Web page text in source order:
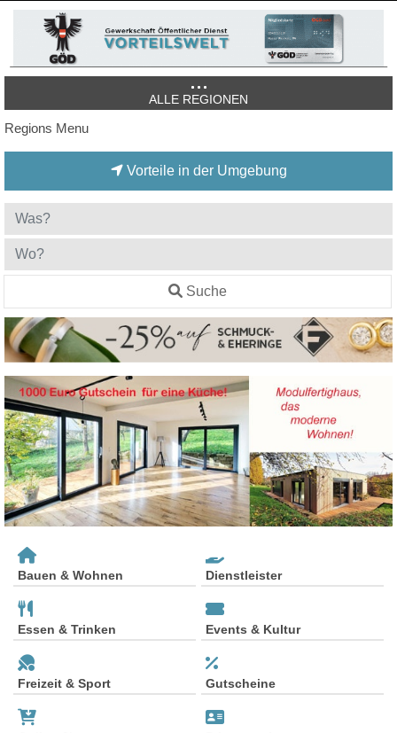
ALLE REGIONEN
Regions Menu
Vorteile in der Umgebung
Suche
Bauen & Wohnen Dienstleister
Essen & Trinken Events & Kultur
Freizeit & Sport Gutscheine